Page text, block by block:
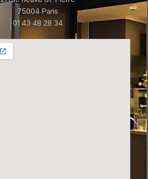
75004 Paris
01 43 48 28 34